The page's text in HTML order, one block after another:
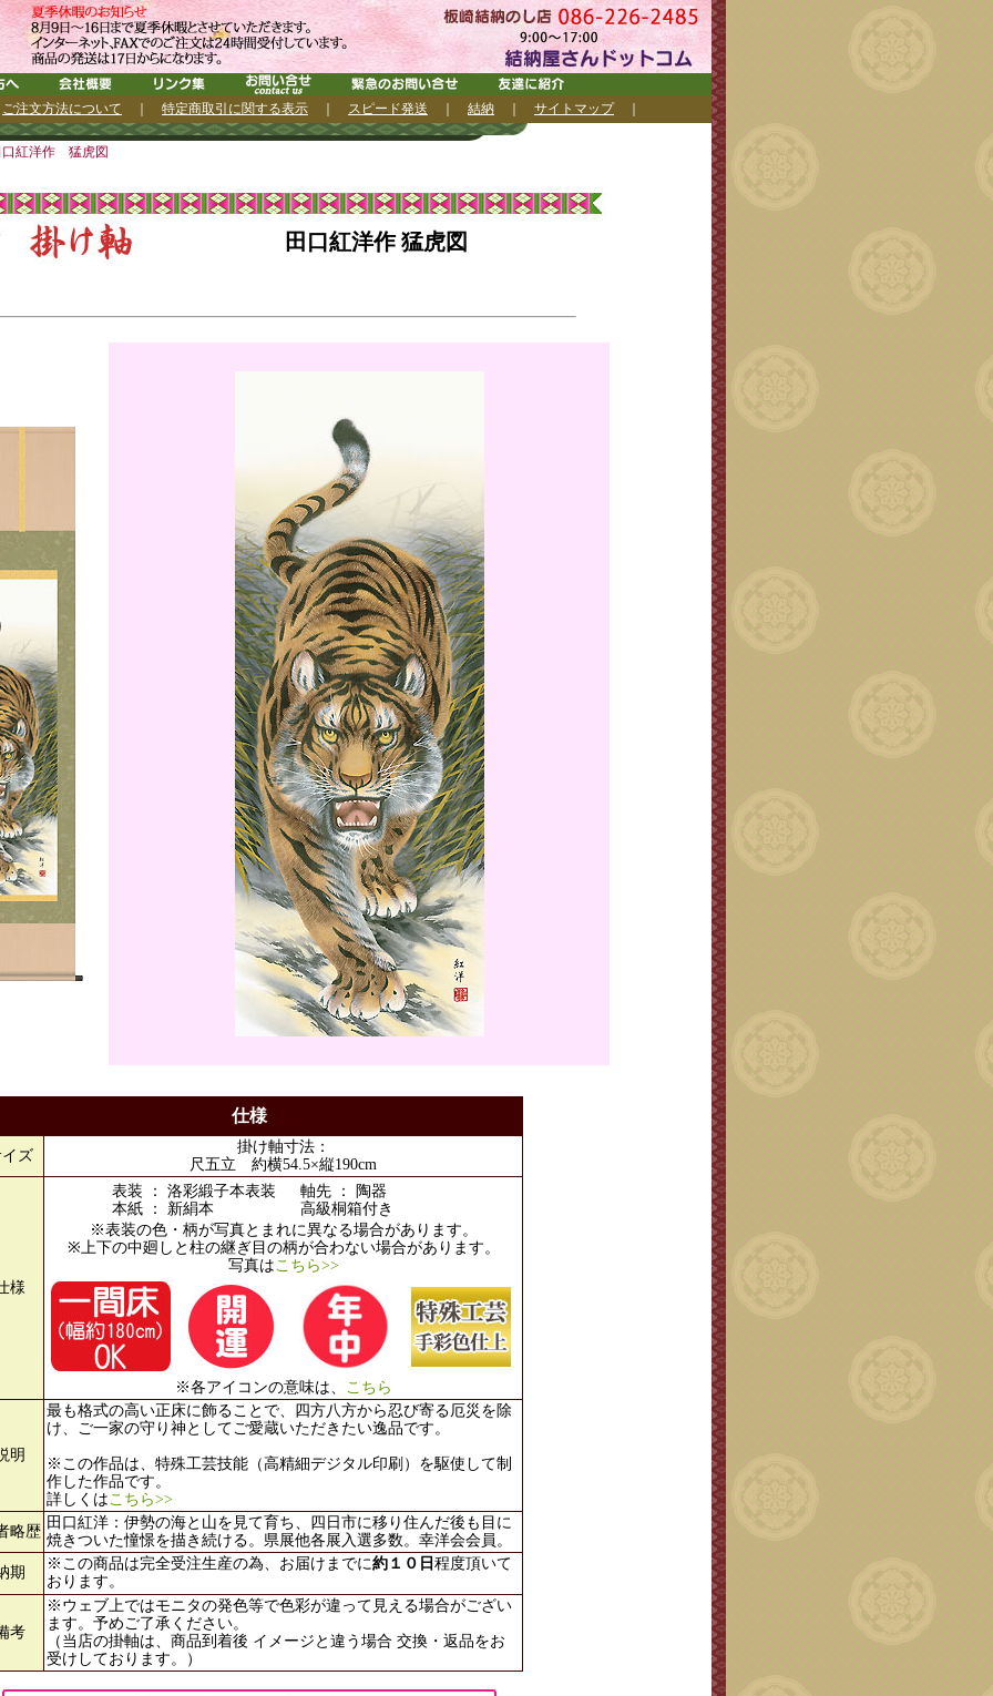
ご注文方法について 特定商取引に関する表示 スピード発送 結納 サイトマップ｜
口紅洋作 猛虎図
田口紅洋作 猛虎図
仕様
ズ
掛け軸寸法：
尺五立 約横54.5×縦190cm
様
表装 ： 洛彩緞子本表装
本紙 ： 新絹本
軸先 ： 陶器
高級桐箱付き
※表装の色・柄が写真とまれに異なる場合があります。
※上下の中廻しと柱の継ぎ目の柄が合わない場合があります。
写真はこちら>>
※各アイコンの意味は、 こちら
明
最も格式の高い正床に飾ることで、四方八方から忍び寄る厄災を除
け、ご一家の守り神としてご愛蔵いただきたい逸品です。
※この作品は、特殊工芸技能（高精細デジタル印刷）を駆使して制
作した作品です。
詳しくはこちら>>
略歴
田口紅洋：伊勢の海と山を見て育ち、四日市に移り住んだ後も目に
焼きついた憧憬を描き続ける。県展他各展入選多数。幸洋会会員。
期
※この商品は完全受注生産の為、お届けまでに約１０日 程度頂いて
おります。
考
※ウェブ上ではモニタの発色等で色彩が違って見える場合がござい
ます。予めご了承ください。
（当店の掛軸は、商品到着後 イメージと違う場合 交換・返品をお
受けしております。）